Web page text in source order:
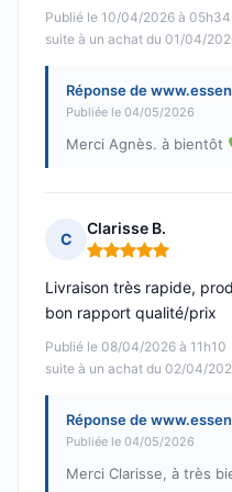
Publié le 10/04/2026 à 05h34
suite à un achat du 01/04/
Réponse de
Publiée le 04/05/2026
Merci Agnès. à bientôt
C
Clarisse B.
Note : 5 sur 5
Publié le 08/04/2026 à 11h10
suite à un achat du 02/04/
Livraison très rapide,
bon rapport qualité/prix
Réponse de
Publiée le 04/05/2026
Merci Clarisse, à très